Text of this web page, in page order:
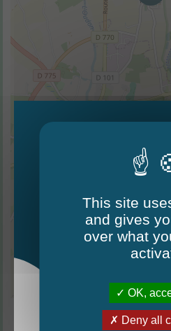
Le Mag -
This site
and gives
over what
OK,
Deny all